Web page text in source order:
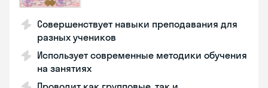
Совершенствует навыки преподавания для
разных учеников
Использует современные методики обучения
на занятиях